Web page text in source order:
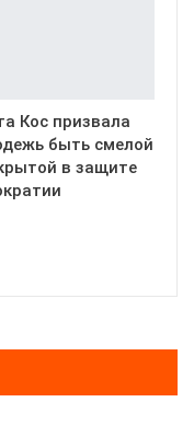
Кос призвала
быть смелой
в защите